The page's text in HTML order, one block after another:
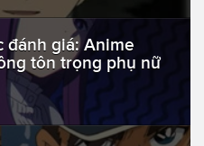
đánh giá: Anime
tôn trọng phụ nữ